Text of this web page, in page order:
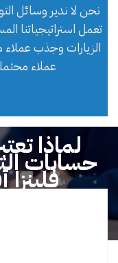
نحن لا ندير وسائل
تعمل استراتيجياتنا
الزيارات وجذب
عملاء
لماذا
حسابات